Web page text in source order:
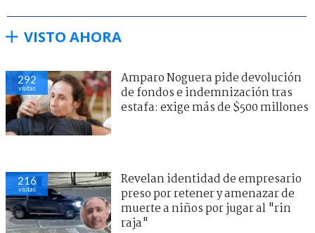
VISTO AHORA
292
visitas
Amparo Noguera pide devolución
de fondos e indemnización tras
estafa: exige más de $500 millones
216
visitas
Revelan identidad de empresario
preso por retener y amenazar de
muerte a niños por jugar al "rin
raja"